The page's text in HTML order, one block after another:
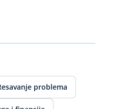
problema